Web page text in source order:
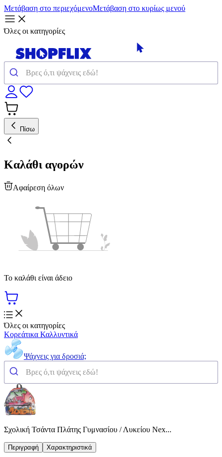
Μετάβαση στο περιεχόμενοΜετάβαση στο κυρίως μενού
Όλες οι κατηγορίες
Πίσω
Καλάθι αγορών
Αφαίρεση όλων
Το καλάθι είναι άδειο
Όλες οι κατηγορίες
Κορεάτικα Καλλυντικά
Ψάχνεις για δροσιά;
Σχολική Τσάντα Πλάτης Γυμνασίου / Λυκείου Nex...
Περιγραφή Χαρακτηριστικά